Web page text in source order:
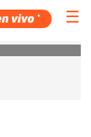
☰